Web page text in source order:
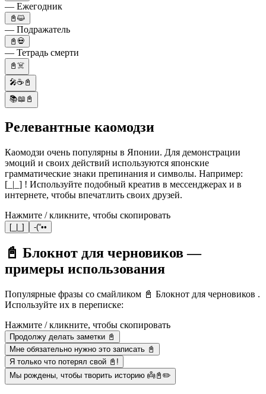
— Ежегодник
📓😺
— Подражатель
📓💀
— Тетрадь смерти
📓☠️
🎤☕️📓
📚📖📓
Релевантные каомодзи
Каомодзи очень популярны в Японии. Для демонстрации
эмоций и своих действий используются японские
грамматические знаки препинания и символы. Например:
[_|_] ! Используйте подобный креатив в мессенджерах и в
интернете, чтобы впечатлить своих друзей.
Нажмите / кликните, чтобы скопировать
[_|_] -(“••
📓 Блокнот для черновиков —
примеры использования
Популярные фразы со смайликом 📓 Блокнот для черновиков .
Используйте их в переписке:
Нажмите / кликните, чтобы скопировать
Продолжу делать заметки 📓
Мне обязательно нужно это записать 📓
Я только что потерял свой 📓!
Мы рождены, чтобы творить историю 👼📓✏️